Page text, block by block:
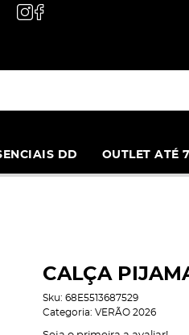
DD OUTLET ATÉ
CALÇA
Sku: 68E5513687529
Categoria: VERÃO 2026